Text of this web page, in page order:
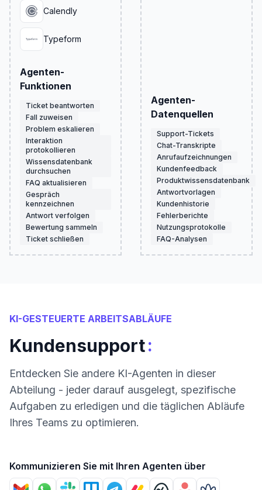
Calendly
Typeform
Agenten-
Funktionen
Ticket beantworten
Fall zuweisen
Problem eskalieren
Interaktion
protokollieren
Wissensdatenbank
durchsuchen
FAQ aktualisieren
Gespräch
kennzeichnen
Antwort verfolgen
Bewertung sammeln
Ticket schließen
Agenten-
Datenquellen
Support-Tickets
Chat-Transkripte
Anrufaufzeichnungen
Kundenfeedback
Produktwissensdatenbank
Antwortvorlagen
Kundenhistorie
Fehlerberichte
Nutzungsprotokolle
FAQ-Analysen
KI-GESTEUERTE ARBEITSABLÄUFE
Kundensupport:
Entdecken Sie andere KI-Agenten in dieser
Abteilung - jeder darauf ausgelegt, spezifische
Aufgaben zu erledigen und die täglichen Abläufe
Ihres Teams zu optimieren.
Kommunizieren Sie mit Ihren Agenten über